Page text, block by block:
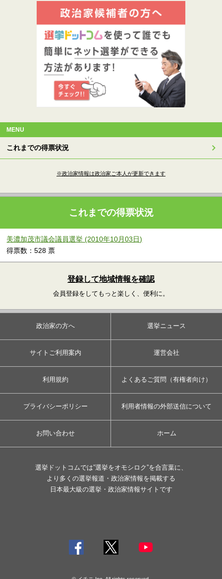
MENU
これまでの得票状況
※政治家情報は政治家ご本人が更新できます
これまでの得票状況
美濃加茂市議会議員選挙 (2010年10月03日)
得票数：528 票
登録して地域情報を確認
会員登録をしてもっと楽しく、便利に。
政治家の方へ 選挙ニュース
サイトご利用案内 運営会社
利用規約 よくあるご質問（有権者向け）
プライバシーポリシー 利用者情報の外部送信について
お問い合わせ ホーム
選挙ドットコムでは”選挙をオモシロク”を合言葉に、
より多くの選挙報道・政治家情報を掲載する
日本最大級の選挙・政治家情報サイトです